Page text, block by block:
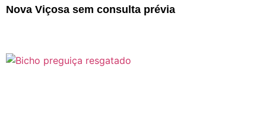
Nova Viçosa sem consulta prévia